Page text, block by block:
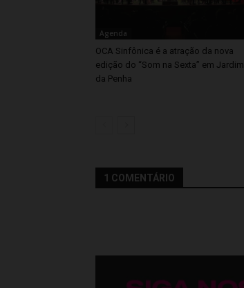
Agenda
OCA Sinfônica é a atração da nova
edição do “Som na Sexta” em Jardim
da Penha
1 COMENTÁRIO